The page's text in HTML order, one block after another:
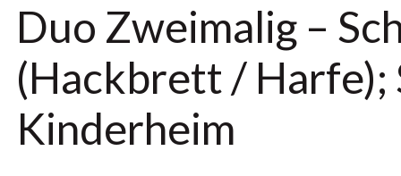
Duo Zweimalig –
(Hackbrett / Harfe);
Kinderheim